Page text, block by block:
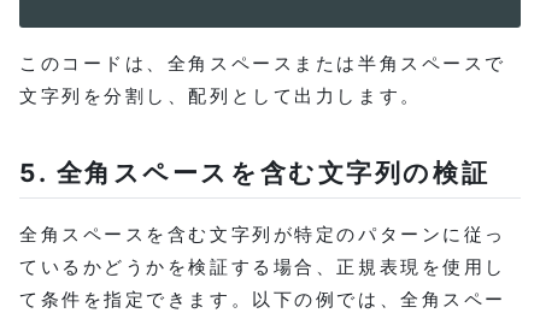
このコードは、全角スペースまたは半角スペースで
文字列を分割し、配列として出力します。
5. 全角スペースを含む文字列の検証
全角スペースを含む文字列が特定のパターンに従っ
ているかどうかを検証する場合、正規表現を使用し
て条件を指定できます。以下の例では、全角スペー